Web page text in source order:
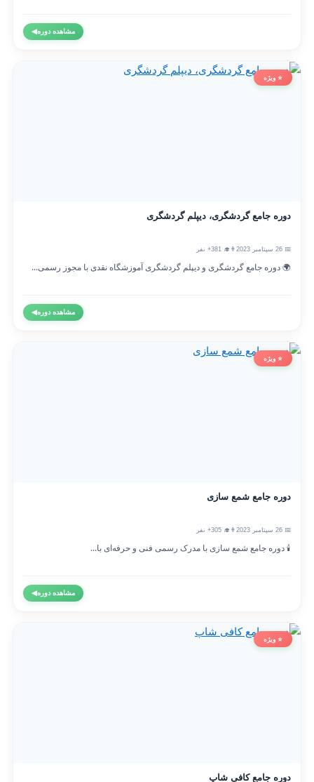
مشاهده دوره◀
⭐ ویژه
دوره جامع گردشگری، دیپلم گردشگری
👨‍🎓 381+ نفر
🌍 دوره جامع گردشگری و دیپلم گردشگری آموزشگاه نقدی با مجوز رسمی...
مشاهده دوره◀
⭐ ویژه
دوره جامع شمع سازی
👨‍🎓 305+ نفر
🕯️ دوره جامع شمع سازی با مدرک رسمی فنی و حرفه‌ای با...
مشاهده دوره◀
⭐ ویژه
دوره جامع کافی شاپ